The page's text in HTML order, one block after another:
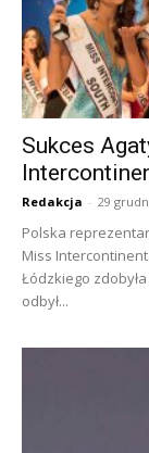
Sukces
Redakcja - 29
Polska
Miss
Łódzkiego
odbył...